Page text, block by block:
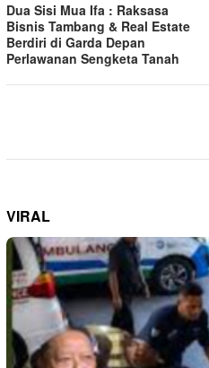
Dua Sisi Mua Ifa : Raksasa
Bisnis Tambang & Real Estate
Berdiri di Garda Depan
Perlawanan Sengketa Tanah
VIRAL